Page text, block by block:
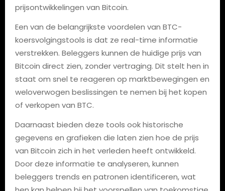
prijsontwikkelingen van Bitcoin.
Een van de belangrijkste voordelen van BTC-
koersvolgingstools is dat ze real-time informatie
verstrekken. Beleggers kunnen de huidige prijs van
Bitcoin direct zien, zonder vertraging. Dit stelt hen in
staat om snel te reageren op marktbewegingen en
weloverwogen beslissingen te nemen bij het kopen
of verkopen van BTC.
Daarnaast bieden deze tools ook historische
gegevens en grafieken die laten zien hoe de prijs
van Bitcoin zich in het verleden heeft ontwikkeld.
Door deze informatie te analyseren, kunnen
beleggers trends en patronen identificeren, wat